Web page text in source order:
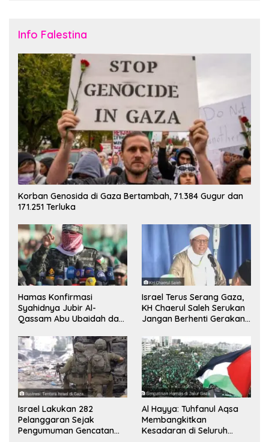
Info Falestina
Korban Genosida di Gaza Bertambah, 71.384 Gugur dan
171.251 Terluka
Hamas Konfirmasi
Syahidnya Jubir Al-
Qassam Abu Ubaidah dan
Sinwar
Israel Terus Serang Gaza,
KH Chaerul Saleh Serukan
Jangan Berhenti Gerakan
Israel Lakukan 282
Pelanggaran Sejak
Pengumuman Gencatan
Al Hayya: Tuhfanul Aqsa
Membangkitkan
Kesadaran di Seluruh